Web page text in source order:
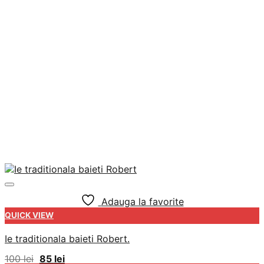
Adauga la favorite
QUICK VIEW
Ie traditionala baieti Robert.
100lei Prețul
85 leiPrețul